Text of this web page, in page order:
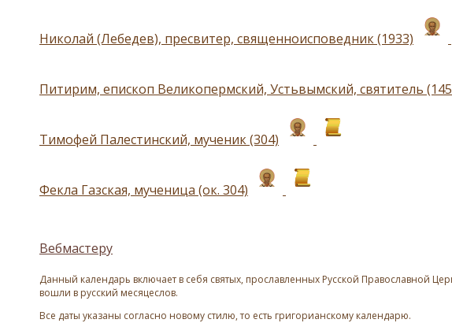
Николай (Лебедев), пресвитер, священноисповедник (1933)
Питирим, епископ Великопермский, Устьвымский, святитель
Тимофей Палестинский, мученик (304)
Фекла Газская, мученица (ок. 304)
Вебмастеру
Данный календарь включает в себя святых, прославленных Русской Православной
вошли в русский месяцеслов.
Все даты указаны согласно новому стилю, то есть григорианскому календарю.